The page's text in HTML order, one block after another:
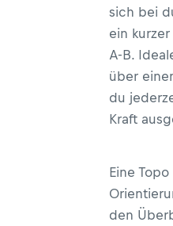
sich bei
ein
A-B.
über
du
Kraft
Eine
den